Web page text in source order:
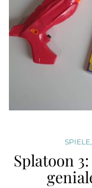
SPIELE
Splatoon